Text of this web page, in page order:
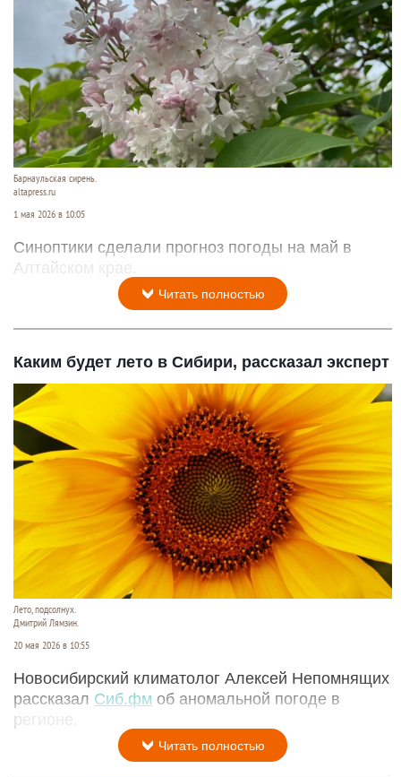
Барнаульская сирень.
altapress.ru
1 мая 2026 в 10:05
Синоптики сделали прогноз погоды на май в
Алтайском крае.
Читать полностью
Каким будет лето в Сибири, рассказал эксперт
Лето, подсолнух.
Дмитрий Лямзин.
20 мая 2026 в 10:55
Новосибирский климатолог Алексей Непомнящих
рассказал Сиб.фм об аномальной погоде в
регионе.
Читать полностью